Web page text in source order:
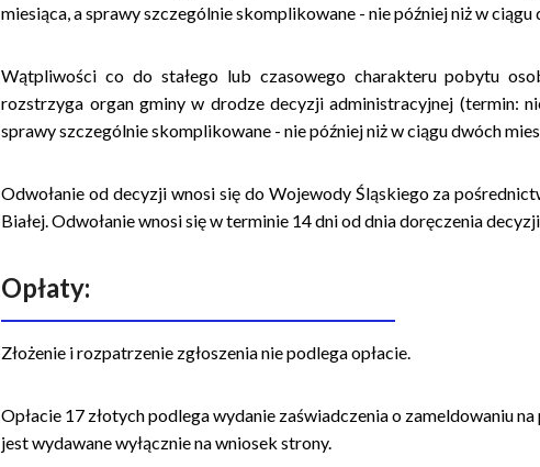
miesiąca, a sprawy szczególnie skomplikowane - nie później niż w ciągu
Wątpliwości co do stałego lub czasowego charakteru pobytu
rozstrzyga organ gminy w drodze decyzji administracyjnej (termin:
sprawy szczególnie skomplikowane - nie później niż w ciągu dwóch
Odwołanie od decyzji wnosi się do Wojewody Śląskiego za
Białej. Odwołanie wnosi się w terminie 14 dni od dnia doręczenia
Opłaty:
Złożenie i rozpatrzenie zgłoszenia nie podlega opłacie.
Opłacie 17 złotych podlega wydanie zaświadczenia o zameldowaniu
jest wydawane wyłącznie na wniosek strony.